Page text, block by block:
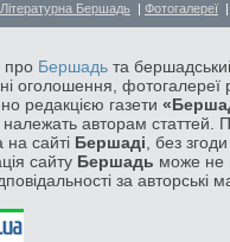
Літературна Бершадь | Фотогалереї
про Бершадь та
оголошення, фотогалереї
редакцією газети
належать авторам статтей.
сайті Бершаді , без
сайту Бершадь може не
за авторські